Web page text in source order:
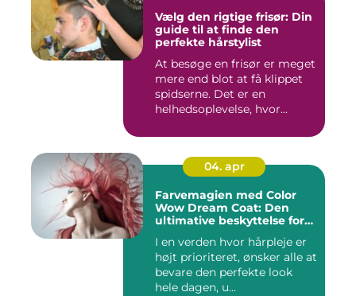
Vælg den rigtige frisør: Din
guide til at finde den
perfekte hårstylist
At besøge en frisør er meget
mere end blot at få klippet
spidserne. Det er en
helhedsoplevelse, hvor...
04. apr
Farvemagien med Color
Wow Dream Coat: Den
ultimative beskyttelse for
I en verden hvor hårpleje er
højt prioriteret, ønsker alle at
bevare den perfekte look
hele dagen, u...